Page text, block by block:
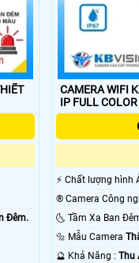
Ðêm.
CAMERA WIFI
IP FULL COLOR
️⚡ Chất lượng hình
🔩 Mẫu Camera
️🔮 Khả Năng : Thu